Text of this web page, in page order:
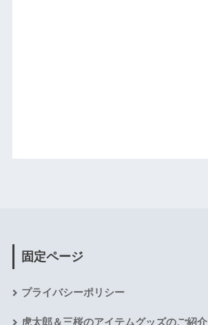
固定ページ
プライバシーポリシー
虎太郎＆三桜のアイテムグッズのご紹介